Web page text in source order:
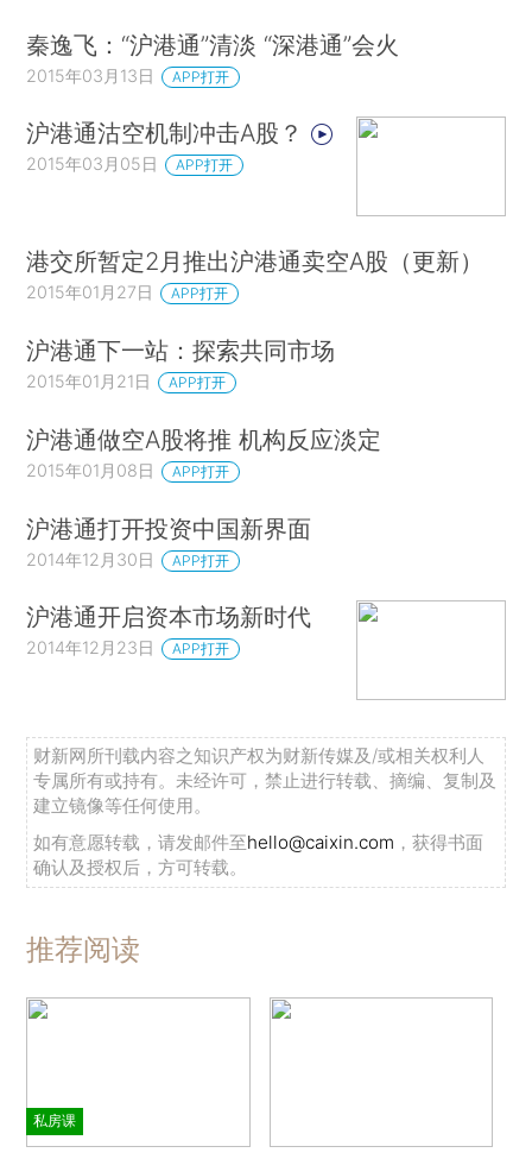
秦逸飞：“沪港通”清淡 “深港通”会火
2015年03月13日 APP打开
沪港通沽空机制冲击A股？
2015年03月05日 APP打开
港交所暂定2月推出沪港通卖空A股（更新）
2015年01月27日 APP打开
沪港通下一站：探索共同市场
2015年01月21日 APP打开
沪港通做空A股将推 机构反应淡定
2015年01月08日 APP打开
沪港通打开投资中国新界面
2014年12月30日 APP打开
沪港通开启资本市场新时代
2014年12月23日 APP打开
财新网所刊载内容之知识产权为财新传媒及/或相关权利人
专属所有或持有。未经许可，禁止进行转载、摘编、复制及
建立镜像等任何使用。
如有意愿转载，请发邮件至hello@caixin.com ，获得书面
确认及授权后，方可转载。
推荐阅读
私房课